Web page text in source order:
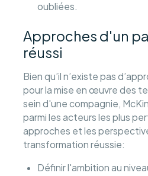
oubliées.
Approches d'un
réussi
Bien qu’il n’existe pas
pour la mise en œuvre des
sein d'une compagnie,
parmi les acteurs les plus
approches et les
transformation réussie:
Définir l'ambition au